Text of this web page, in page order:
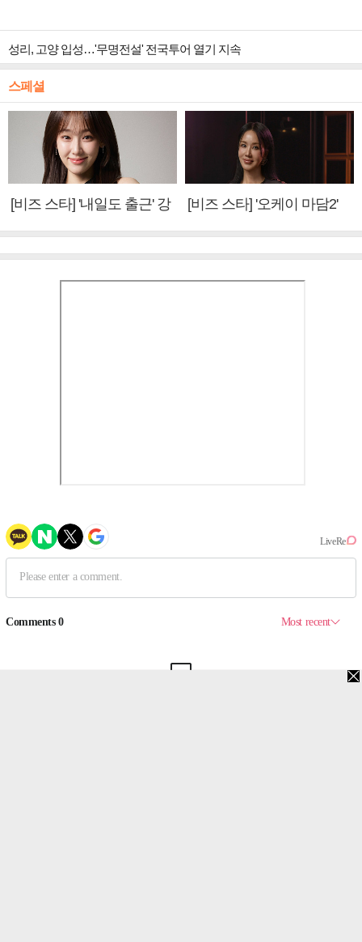
성리, 고양 입성…'무명전설' 전국투어 열기 지속
스페셜
[비즈 스타] '내일도 출근' 강
[비즈 스타] '오케이 마담2'